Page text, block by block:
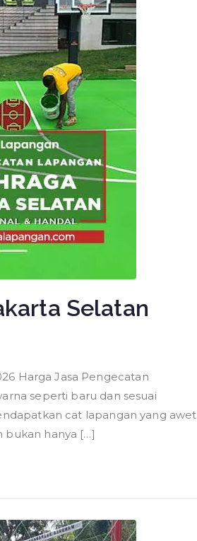
Selatan
Harga Jasa Pengecatan
seperti baru dan sesuai
cat lapangan yang awet
bukan hanya […]